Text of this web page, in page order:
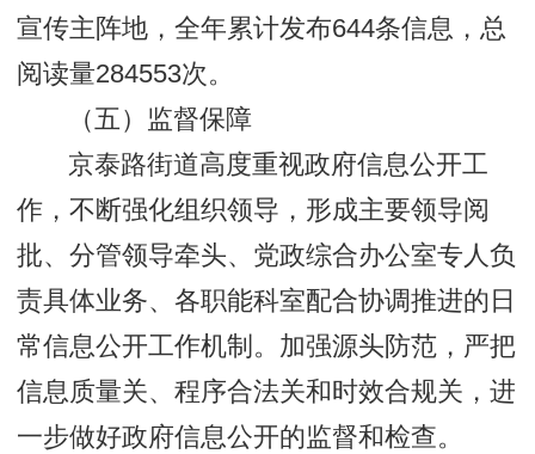
宣传主阵地，全年累计发布644条信息，总
阅读量284553次。
（五）监督保障
京泰路街道高度重视政府信息公开工
作，不断强化组织领导，形成主要领导阅
批、分管领导牵头、党政综合办公室专人负
责具体业务、各职能科室配合协调推进的日
常信息公开工作机制。加强源头防范，严把
信息质量关、程序合法关和时效合规关，进
一步做好政府信息公开的监督和检查。